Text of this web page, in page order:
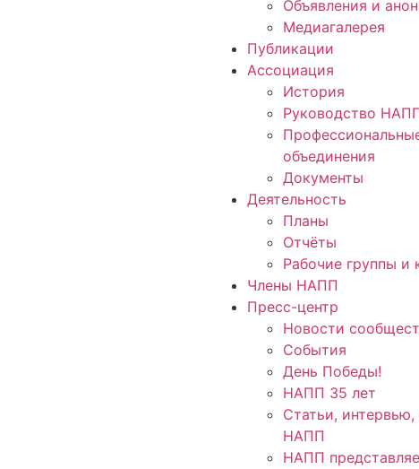
Объявления и
Медиагалерея
Публикации
Ассоциация
История
Руководство
объединения
Документы
Деятельность
Планы
Отчёты
Рабочие группы и
Члены НАПП
Пресс-центр
Новости
События
День Победы!
НАПП 35 лет
Статьи, интервью,
НАПП
НАПП